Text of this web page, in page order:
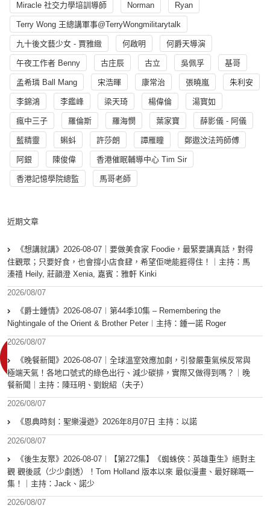
Miracle 社交力學培訓導師 Norman Ryan
Terry Wong 王總講軍事@TerryWongmilitarytalk
九十後文藝少女 - 賈雅緻 何啟明 何爵天導演
午夜工作者 Benny 古庄辰 古立 吳佩孚 基哥
孟希璘 Ball Mang 宋浩暉 康常治 張曉嵐 朱利安
李錦鴻 李鑑峰 梁天琦 楊偉倫 湯寳如
瘋中三子 羅倫斯 羅海憫 葉家寶 薛影儀 - 阿儀
藍精靈 蝌蚪 許莎朗 譚雁瞳 鄭遨汶法筠師傅
阿銀 陳俊偉 香港催眠輔導中心 Tim Sir
香港記憶學院總監 馬哥老師
近期文章
《想講就講》2026-08-07｜要做美食家 Foodie，最緊要講真話，對得
住觀眾；只要好食，也會撐小店食肆，希望佢哋能捱得住！｜主持：馬
溱禧 Heily, 莊韻澄 Xenia, 嘉賓：雅軒 Kinki
2026/08/07
《爵士鍾情》2026-08-07︱第44季10集 – Remembering the
Nightingale of the Orient & Brother Peter︱主持：鍾一諾 Roger
2026/08/07
《晚餐新聞》2026-08-07｜全球溫室效應加劇，引發嚴重氣候反常與
極端天氣！各地口號式的綠色出行、減少碳排，實際又做得到嗎？｜晚
餐新聞｜主持：陳珏明、劉銳紹（夫子）
2026/08/07
《恩典時刻：聖樂漫遊》2026年8月07日 主持：以諾
2026/08/07
《後生友聚》2026-08-07︱【第272集】《蜘蛛俠：英雄重生》絕對主
觀 觀後感（少少劇透）！Tom Holland 版本以來 最似漫畫、最好睇嘅一
集！｜主持：Jack、諾少
2026/08/07